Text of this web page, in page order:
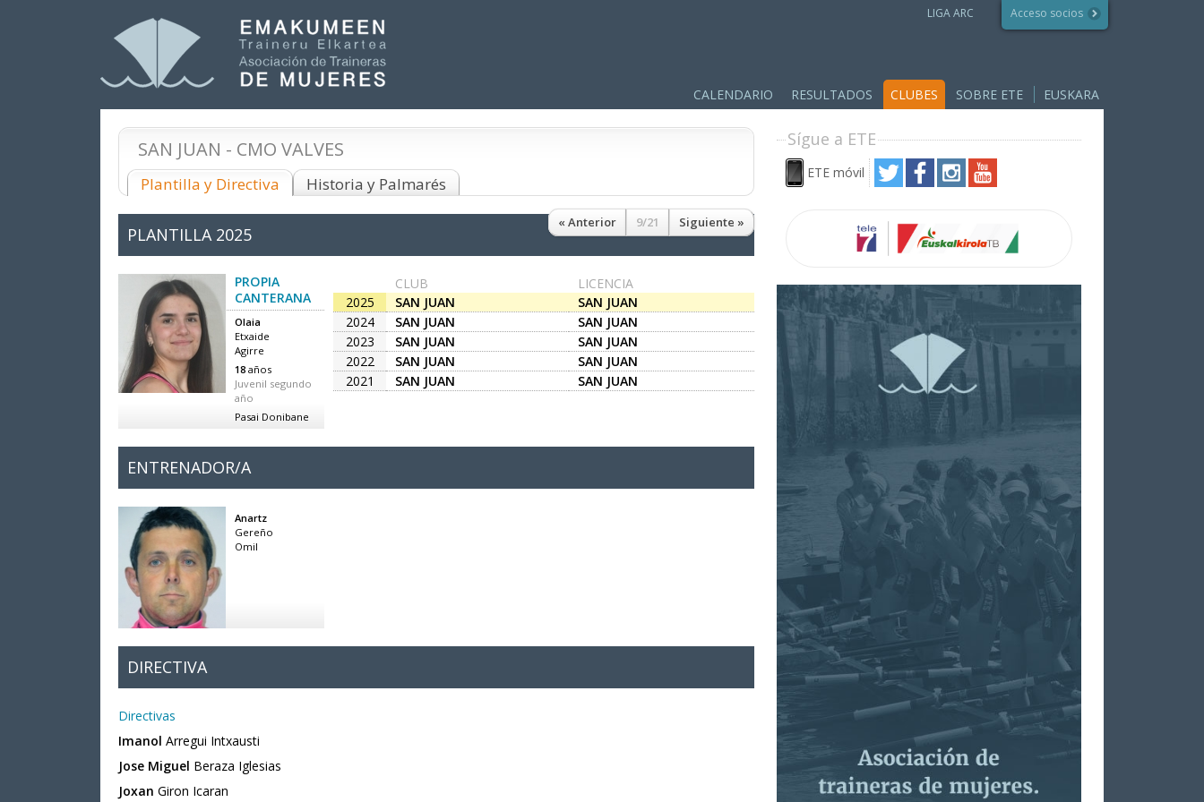
CALENDARIO RESULTADOS CLUBES SOBRE ETE EUSKARA
LIGA ARC Acceso socios
SAN JUAN - CMO VALVES
Plantilla y Directiva Historia y Palmarés
« Anterior 9/21 Siguiente »
PLANTILLA 2025
PROPIA
CANTERANA
Olaia
Etxaide
Agirre
18 años
Juvenil segundo
año
Pasai Donibane
CLUB
LICENCIA
2025
SAN JUAN
SAN JUAN
2024
SAN JUAN
SAN JUAN
2023
SAN JUAN
SAN JUAN
2022
SAN JUAN
SAN JUAN
2021
SAN JUAN SAN JUAN
ENTRENADOR/A
Anartz
Gereño
Omil
DIRECTIVA
Directivas
Imanol Arregui Intxausti
Jose Miguel Beraza Iglesias
Joxan Giron Icaran
Sígue a ETE
ETE móvil